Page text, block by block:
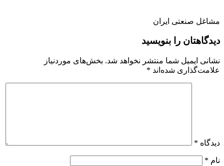
مشاغل صنعتی ایران
دیدگاهتان را بنویسید
نشانی ایمیل شما منتشر نخواهد شد. بخش‌های موردنیاز
علامت‌گذاری شده‌اند *
دیدگاه *
نام *